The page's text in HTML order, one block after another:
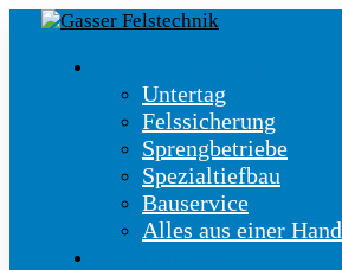
Untertag
Felssicherung
Sprengbetriebe
Spezialtiefbau
Bauservice
Alles aus einer Hand